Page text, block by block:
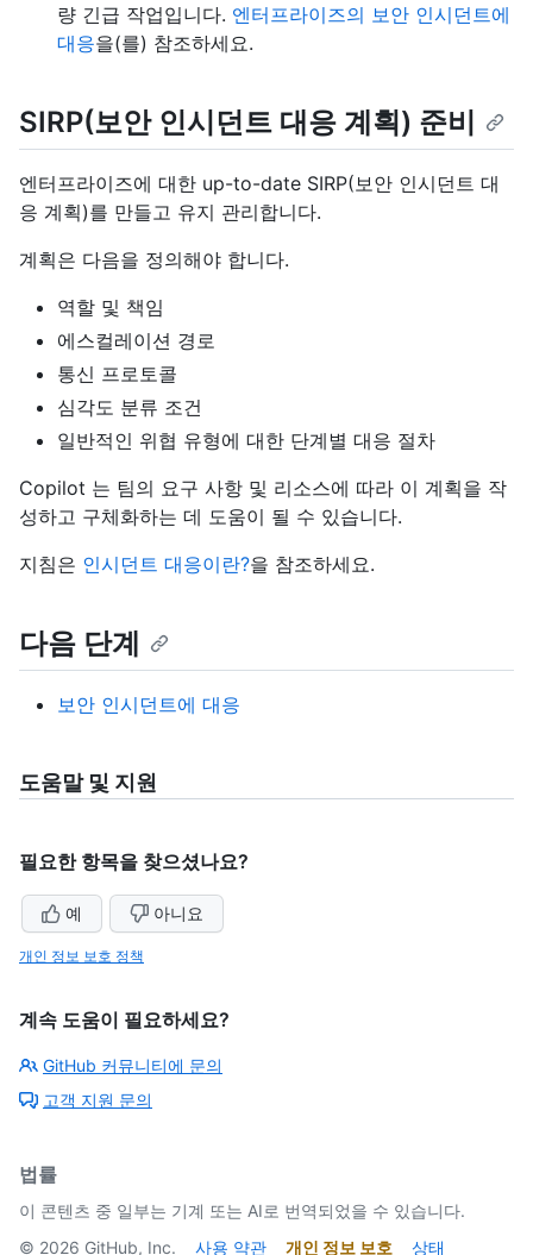
량 긴급 작업입니다. 엔터프라이즈의 보안 인시던트에
대응을(를) 참조하세요.
SIRP(보안 인시던트 대응 계획) 준비
엔터프라이즈에 대한 up-to-date SIRP(보안 인시던트 대
응 계획)를 만들고 유지 관리합니다.
계획은 다음을 정의해야 합니다.
역할 및 책임
에스컬레이션 경로
통신 프로토콜
심각도 분류 조건
일반적인 위협 유형에 대한 단계별 대응 절차
Copilot 는 팀의 요구 사항 및 리소스에 따라 이 계획을 작
성하고 구체화하는 데 도움이 될 수 있습니다.
지침은 인시던트 대응이란?을 참조하세요.
다음 단계
보안 인시던트에 대응
도움말 및 지원
필요한 항목을 찾으셨나요?
예 아니요
개인 정보 보호 정책
계속 도움이 필요하세요?
GitHub 커뮤니티에 문의
고객 지원 문의
법률
이 콘텐츠 중 일부는 기계 또는 AI로 번역되었을 수 있습니다.
© 2026 GitHub, Inc. 사용 약관 개인 정보 보호 상태